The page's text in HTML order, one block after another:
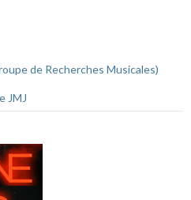
de Recherches Musicales)
JMJ